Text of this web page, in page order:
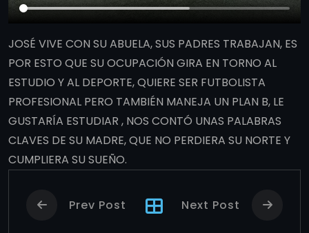
JOSÉ VIVE CON SU ABUELA, SUS PADRES TRABAJAN, ES
POR ESTO QUE SU OCUPACIÓN GIRA EN TORNO AL
ESTUDIO Y AL DEPORTE, QUIERE SER FUTBOLISTA
PROFESIONAL PERO TAMBIÉN MANEJA UN PLAN B, LE
GUSTARÍA ESTUDIAR , NOS CONTÓ UNAS PALABRAS
CLAVES DE SU MADRE, QUE NO PERDIERA SU NORTE Y
CUMPLIERA SU SUEÑO.
Prev Post Next Post